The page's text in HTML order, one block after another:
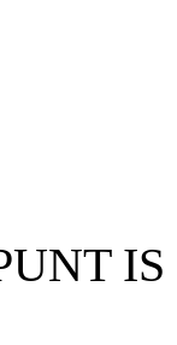
IS